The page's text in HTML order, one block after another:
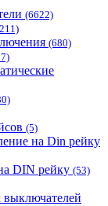
(6622)
(680)
(5)
на Din рейку
DIN рейку (53)
выключателей